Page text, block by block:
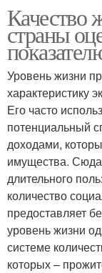
Качество
страны
Уровень жизни
характеристику
Его часто
потенциальный
доходами,
имущества.
длительного
количество
предоставляет
уровень жизни
системе
которых –